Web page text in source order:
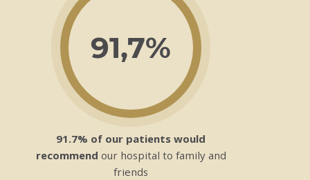
91,7%
91.7% of our patients would
recommend our hospital to family and
friends